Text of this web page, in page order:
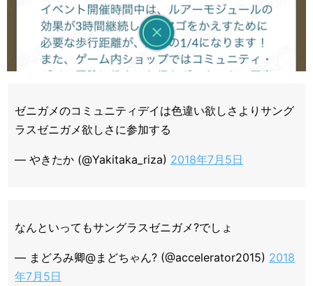
ゼニガメのコミュニティデイは色違い欲しさよりサング
ラスゼニガメ欲しさに参加する
— やきたか (@Yakitaka_riza) 2018年7月5日
なんといってもサングラスゼニガメ?でしょ
— まどろみ卿@まどちゃん? (@accelerator2015) 2018
年7月5日